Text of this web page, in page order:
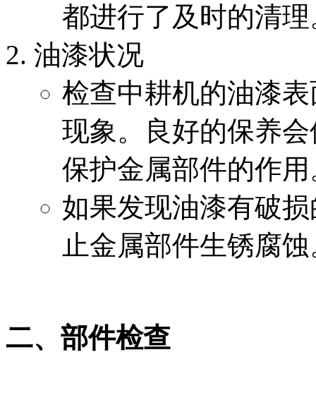
都进行了及时的清理
油漆状况
检查中耕机的油漆
现象。良好的保养
保护金属部件的作用
如果发现油漆有破
止金属部件生锈腐
二、部件检查